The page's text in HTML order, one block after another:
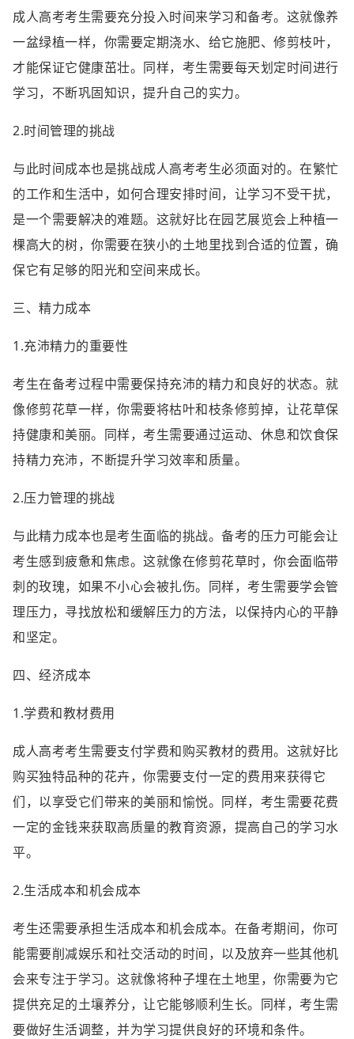
成人高考考生需要充分投入时间来学习和备考。这就像养
一盆绿植一样，你需要定期浇水、给它施肥、修剪枝叶，
才能保证它健康茁壮。同样，考生需要每天划定时间进行
学习，不断巩固知识，提升自己的实力。
2.时间管理的挑战
与此时间成本也是挑战成人高考考生必须面对的。在繁忙
的工作和生活中，如何合理安排时间，让学习不受干扰，
是一个需要解决的难题。这就好比在园艺展览会上种植一
棵高大的树，你需要在狭小的土地里找到合适的位置，确
保它有足够的阳光和空间来成长。
三、精力成本
1.充沛精力的重要性
考生在备考过程中需要保持充沛的精力和良好的状态。就
像修剪花草一样，你需要将枯叶和枝条修剪掉，让花草保
持健康和美丽。同样，考生需要通过运动、休息和饮食保
持精力充沛，不断提升学习效率和质量。
2.压力管理的挑战
与此精力成本也是考生面临的挑战。备考的压力可能会让
考生感到疲惫和焦虑。这就像在修剪花草时，你会面临带
刺的玫瑰，如果不小心会被扎伤。同样，考生需要学会管
理压力，寻找放松和缓解压力的方法，以保持内心的平静
和坚定。
四、经济成本
1.学费和教材费用
成人高考考生需要支付学费和购买教材的费用。这就好比
购买独特品种的花卉，你需要支付一定的费用来获得它
们，以享受它们带来的美丽和愉悦。同样，考生需要花费
一定的金钱来获取高质量的教育资源，提高自己的学习水
平。
2.生活成本和机会成本
考生还需要承担生活成本和机会成本。在备考期间，你可
能需要削减娱乐和社交活动的时间，以及放弃一些其他机
会来专注于学习。这就像将种子埋在土地里，你需要为它
提供充足的土壤养分，让它能够顺利生长。同样，考生需
要做好生活调整，并为学习提供良好的环境和条件。